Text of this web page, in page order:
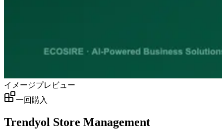
イメージプレビュー
一回購入
Trendyol Store Management